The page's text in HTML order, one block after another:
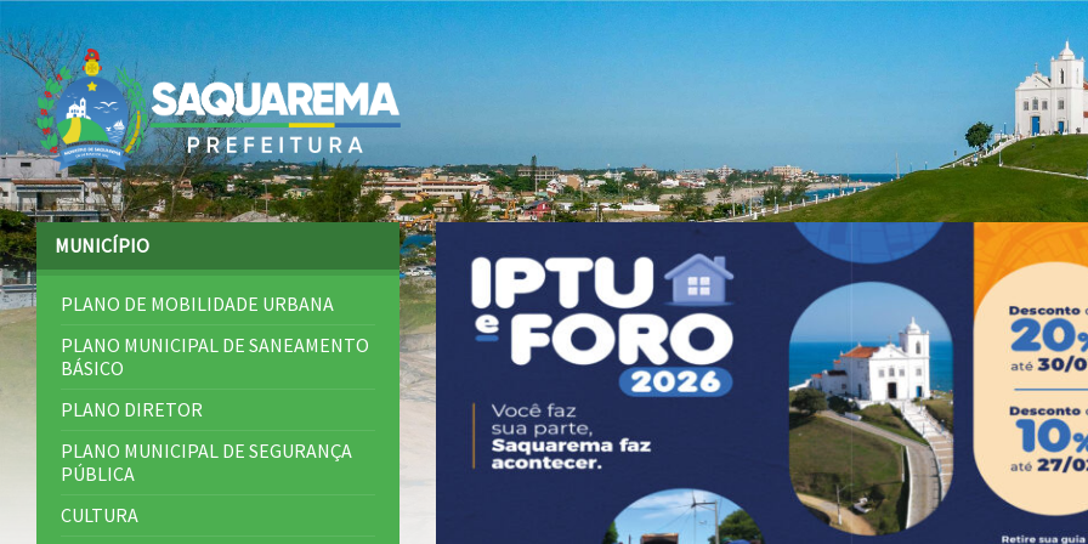
MUNICÍPIO
PLANO DE MOBILIDADE URBANA
PLANO MUNICIPAL DE SANEAMENTO
BÁSICO
PLANO DIRETOR
PLANO MUNICIPAL DE SEGURANÇA
PÚBLICA
CULTURA